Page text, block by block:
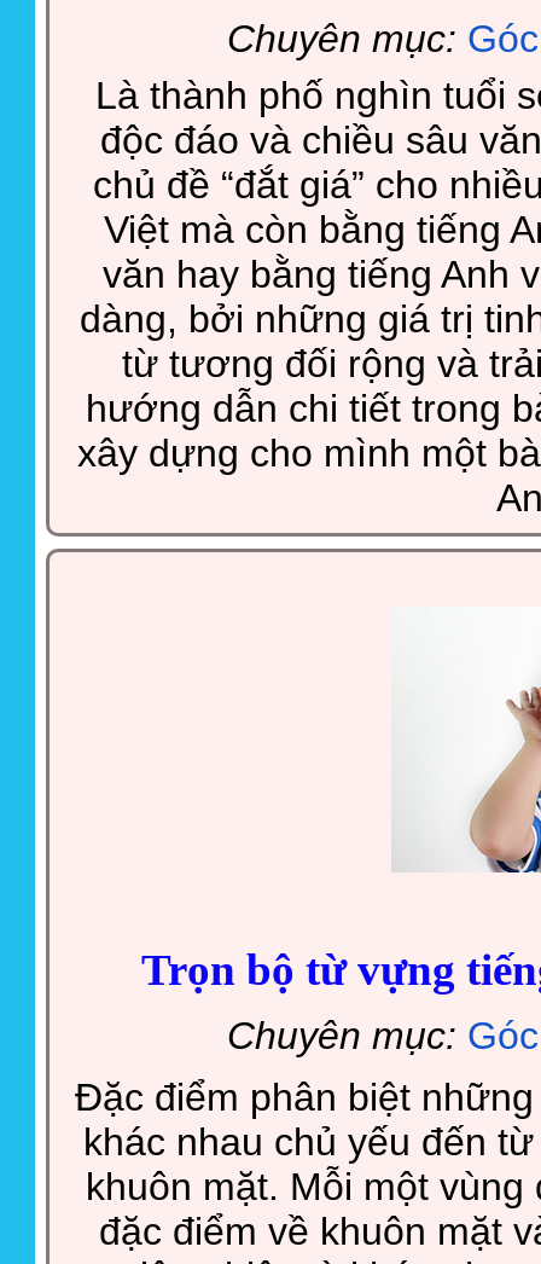
Chuyên mục:
Là thành phố nghìn tuổi
độc đáo và chiều sâu
chủ đề “đắt giá” cho
Việt mà còn bằng tiếng
văn hay bằng tiếng Anh
dàng, bởi những giá trị
từ tương đối rộng và
hướng dẫn chi tiết trong
xây dựng cho mình một
Trọn bộ từ vựng
Chuyên mục:
Đặc điểm phân biệt
khác nhau chủ yếu đến
khuôn mặt. Mỗi một
đặc điểm về khuôn mặt